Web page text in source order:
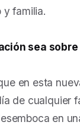
y familia.
sea
en esta
de cualquier
en